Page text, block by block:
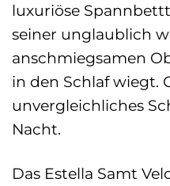
luxuriöse
seiner unglaublich
anschmiegsamen
in den Schlaf wiegt.
unvergleichliches
Nacht.
Das Estella Samt